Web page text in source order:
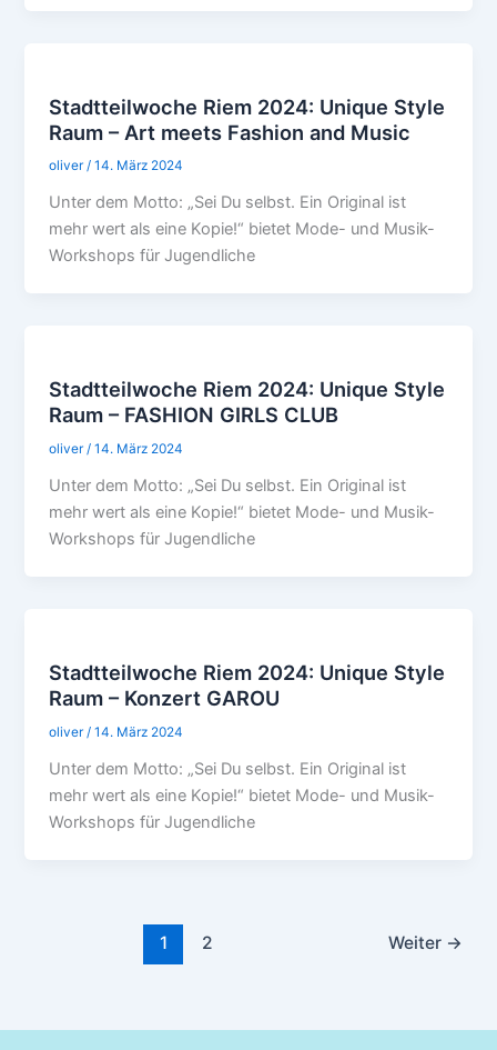
Stadtteilwoche Riem 2024: Unique Style
Raum – Art meets Fashion and Music
oliver/14. März 2024
Unter dem Motto: „Sei Du selbst. Ein Original ist
mehr wert als eine Kopie!“ bietet Mode- und Musik-
Workshops für Jugendliche
Stadtteilwoche Riem 2024: Unique Style
Raum – FASHION GIRLS CLUB
oliver/14. März 2024
Unter dem Motto: „Sei Du selbst. Ein Original ist
mehr wert als eine Kopie!“ bietet Mode- und Musik-
Workshops für Jugendliche
Stadtteilwoche Riem 2024: Unique Style
Raum – Konzert GAROU
oliver/14. März 2024
Unter dem Motto: „Sei Du selbst. Ein Original ist
mehr wert als eine Kopie!“ bietet Mode- und Musik-
Workshops für Jugendliche
1 2 Weiter →